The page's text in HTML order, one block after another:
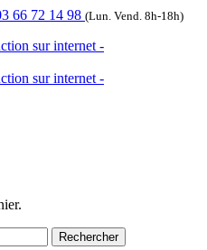
66 72 14 98 (Lun. Vend. 8h-18h)
Rechercher